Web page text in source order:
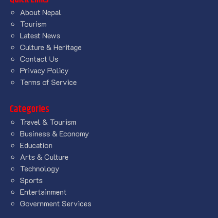
About Nepal
Tourism
Latest News
Culture & Heritage
Contact Us
Privacy Policy
Terms of Service
Categories
Travel & Tourism
Business & Economy
Education
Arts & Culture
Technology
Sports
Entertainment
Government Services